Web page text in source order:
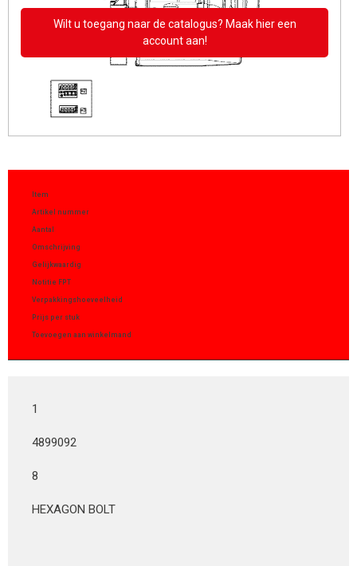
Wilt u toegang naar de catalogus? Maak hier een
account aan!
Item
Artikel nummer
Aantal
Omschrijving
Gelijkwaardig
Notitie FPT
Verpakkingshoeveelheid
Prijs per stuk
Toevoegen aan winkelmand
1
4899092
8
HEXAGON BOLT